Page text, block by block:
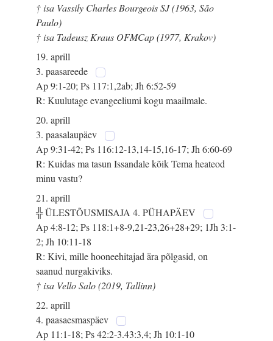
† isa Vassily Charles Bourgeois SJ (1963, São
Paulo)
† isa Tadeusz Kraus OFMCap (1977, Krakov)
19. aprill
3. paasareede
Ap 9:1-20; Ps 117:1,2ab; Jh 6:52-59
R: Kuulutage evangeeliumi kogu maailmale.
20. aprill
3. paasalaupäev
Ap 9:31-42; Ps 116:12-13,14-15,16-17; Jh 6:60-69
R: Kuidas ma tasun Issandale kõik Tema heateod
minu vastu?
21. aprill
╬ ÜLESTÕUSMISAJA 4. PÜHAPÄEV
Ap 4:8-12; Ps 118:1+8-9,21-23,26+28+29; 1Jh 3:1-
2; Jh 10:11-18
R: Kivi, mille hooneehitajad ära põlgasid, on
saanud nurgakiviks.
† isa Vello Salo (2019, Tallinn)
22. aprill
4. paasaesmaspäev
Ap 11:1-18; Ps 42:2-3.43:3,4; Jh 10:1-10